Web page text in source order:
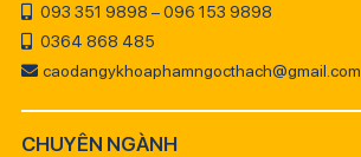
093 351 9898 – 096 153 9898
0364 868 485
caodangykhoaphamngocthach@gmail.com
CHUYÊN NGÀNH